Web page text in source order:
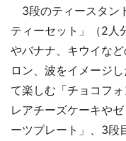
3段のティースタン
ティーセット」（2人
やバナナ、キウイな
ロン、波をイメージ
て楽しむ「チョコフ
レアチーズケーキや
ーツプレート」、3段